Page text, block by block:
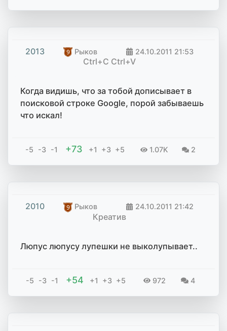
2013 Рыков 24.10.2011 21:53
Ctrl+C Ctrl+V
Когда видишь, что за тобой дописывает в
поисковой строке Google, порой забываешь
что искал!
-5 -3 -1 +73 +1 +3 +5 1.07K 2
2010 Рыков 24.10.2011 21:42
Креатив
Люпус люпусу лупешки не выколупывает..
-5 -3 -1 +54 +1 +3 +5 972 4